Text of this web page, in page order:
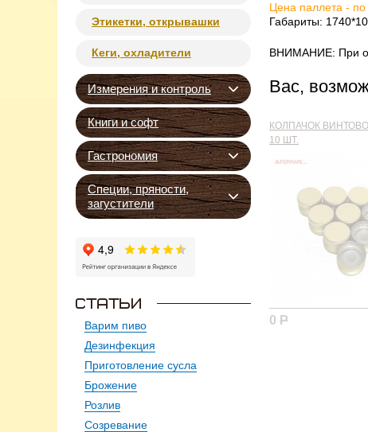
Этикетки, открывашки
Кеги, охладители
Измерения и контроль
Книги и софт
Гастрономия
Специи, пряности,
загустители
Варим пиво
Дезинфекция
Приготовление сусла
Брожение
Розлив
Созревание
Цена паллета - по
Габариты:
ВНИМАНИЕ: При
Вас,
КОЛПАЧОК
10 ШТ.
0 Р